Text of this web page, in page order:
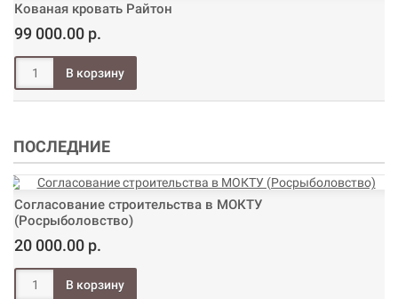
Кованая кровать Райтон
99 000.00 р.
ПОСЛЕДНИЕ
Согласование строительства в МОКТУ
(Росрыболовство)
20 000.00 р.